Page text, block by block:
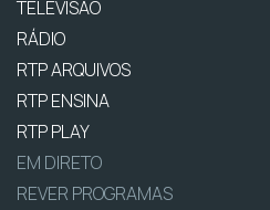
TELEVISÃO
RÁDIO
RTP ARQUIVOS
RTP ENSINA
RTP PLAY
EM DIRETO
REVER PROGRAMAS